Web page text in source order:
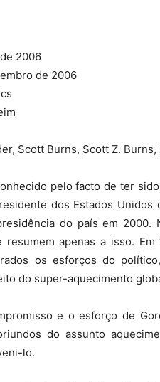
2006
de 2006
, Scott Burns, Scott Z. Burns,
pelo facto de ter
dos Estados Unidos
do país em 2000.
apenas a isso. Em
os esforços do
do super-aquecimento
e o esforço de
do assunto
lo.